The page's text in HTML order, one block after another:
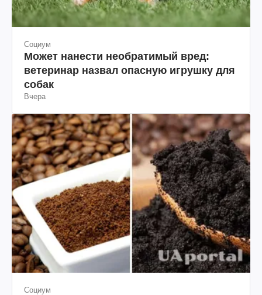
Социум
Может нанести необратимый вред:
ветеринар назвал опасную игрушку для
собак
Вчера
Социум